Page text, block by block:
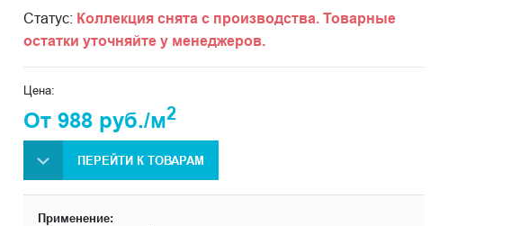
Статус: Коллекция снята с производства. Товарные
остатки уточняйте у менеджеров.
Цена:
От 988 руб./м2
ПЕРЕЙТИ К ТОВАРАМ
Применение: